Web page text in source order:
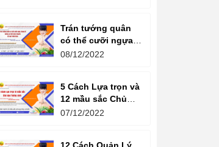
amusement parks
Trán tướng quân
có thể cưỡi ngựa,
Bụng tể tướng có
08/12/2022
5 Cách Lựa trọn và
12 mầu sắc Chủ
đạo Tương sinh
07/12/2022
12 Cách Quản Lý